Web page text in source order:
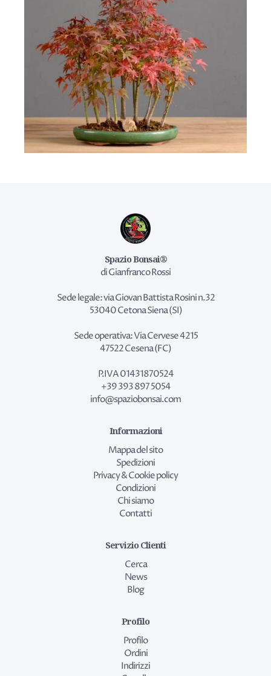
Spazio Bonsai®
di Gianfranco Rossi
Sede legale: via Giovan Battista Rosini n.32
53040 Cetona Siena (SI)
Sede operativa: Via Cervese 4215
47522 Cesena (FC)
P.IVA 01431870524
+39 393 897 5054
info@spaziobonsai.com
Informazioni
Mappa del sito
Spedizioni
Privacy & Cookie policy
Condizioni
Chi siamo
Contatti
Servizio Clienti
Cerca
News
Blog
Profilo
Profilo
Ordini
Indirizzi